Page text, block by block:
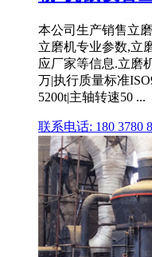
本公司生产销售立
立磨机专业参数,立
应厂家等信息.立磨
万|执行质量标准
5200t|主轴转速50 ...
联系电话: 180 3780